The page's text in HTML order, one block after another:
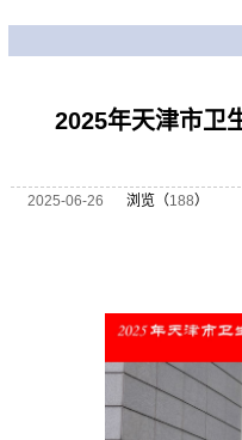
2025年天津市卫
2025-06-26 浏览（188）